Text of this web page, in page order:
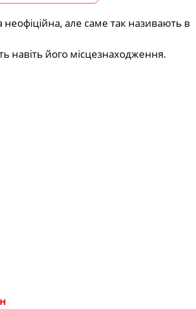
неофіційна, але саме так називають в
навіть його місцезнаходження.